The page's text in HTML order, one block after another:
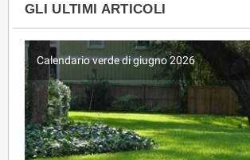
GLI ULTIMI ARTICOLI
Calendario verde di giugno 2026